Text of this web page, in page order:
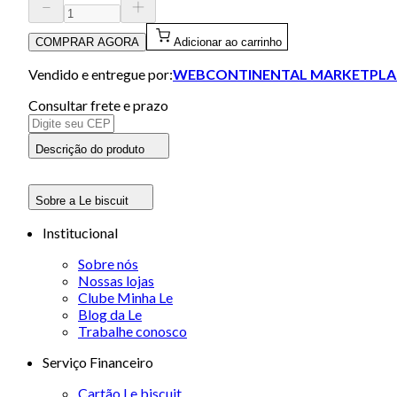
COMPRAR AGORA Adicionar ao carrinho
Vendido e entregue por:WEBCONTINENTAL
Consultar frete e prazo
Descrição do produto
Sobre a Le biscuit
Institucional
Sobre nós
Nossas lojas
Clube Minha Le
Blog da Le
Trabalhe conosco
Serviço Financeiro
Cartão Le biscuit